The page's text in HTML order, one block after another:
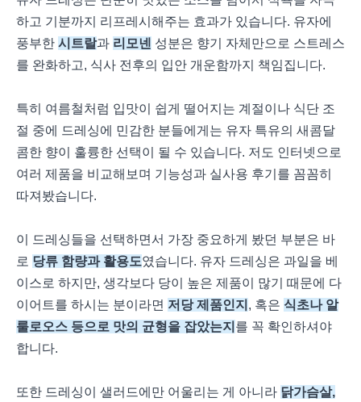
하고 기분까지 리프레시해주는 효과가 있습니다. 유자에
풍부한 시트랄과 리모넨 성분은 향기 자체만으로 스트레스
를 완화하고, 식사 전후의 입안 개운함까지 책임집니다.
특히 여름철처럼 입맛이 쉽게 떨어지는 계절이나 식단 조
절 중에 드레싱에 민감한 분들에게는 유자 특유의 새콤달
콤한 향이 훌륭한 선택이 될 수 있습니다. 저도 인터넷으로
여러 제품을 비교해보며 기능성과 실사용 후기를 꼼꼼히
따져봤습니다.
이 드레싱들을 선택하면서 가장 중요하게 봤던 부분은 바
로 당류 함량과 활용도였습니다. 유자 드레싱은 과일을 베
이스로 하지만, 생각보다 당이 높은 제품이 많기 때문에 다
이어트를 하시는 분이라면 저당 제품인지 , 혹은 식초나 알
룰로오스 등으로 맛의 균형을 잡았는지 를 꼭 확인하셔야
합니다.
또한 드레싱이 샐러드에만 어울리는 게 아니라 닭가슴살,